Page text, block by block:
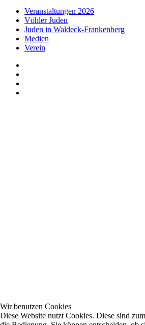
Veranstaltungen 2026
Vöhler Juden
Juden in Waldeck-Frankenberg
Medien
Verein
Wir benutzen Cookies
Diese Website nutzt Cookies. Diese sind